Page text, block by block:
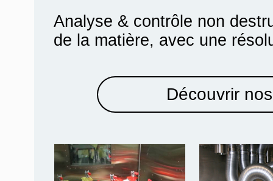
Analyse & contrôle non
de la matière, avec une
Découvrir